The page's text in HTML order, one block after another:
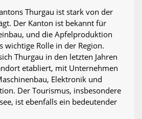
Thurgau ist stark von der
Der Kanton ist bekannt für
und die Apfelproduktion
wichtige Rolle in der Region.
Thurgau in den letzten Jahren
etabliert, mit Unternehmen
Elektronik und
Der Tourismus, insbesondere
ist ebenfalls ein bedeutender